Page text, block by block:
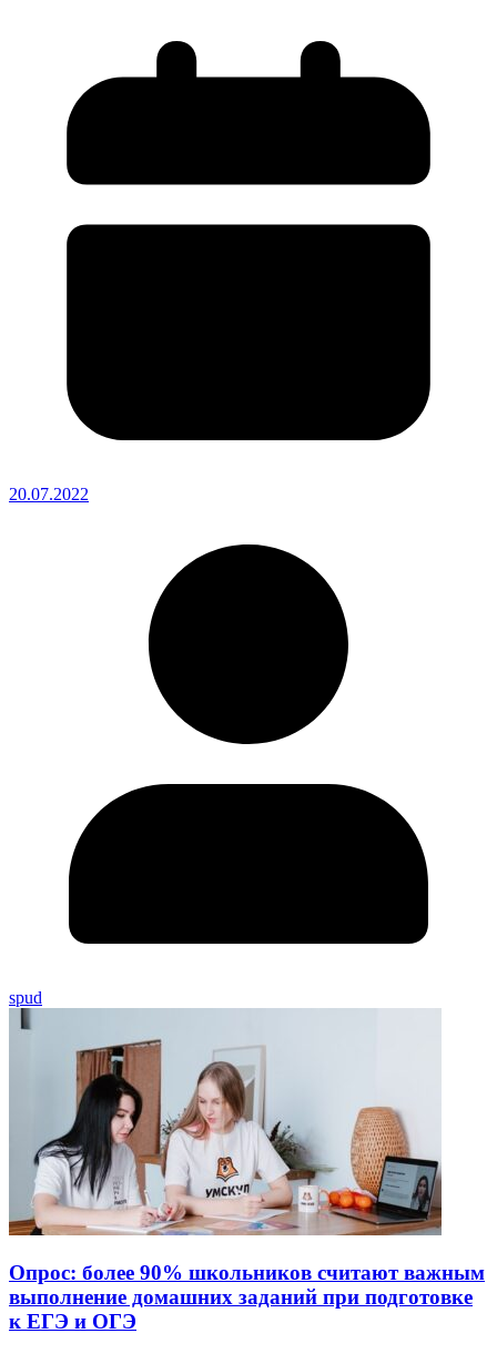
20.07.2022
spud
Опрос: более 90% школьников считают важным
выполнение домашних заданий при подготовке
к ЕГЭ и ОГЭ